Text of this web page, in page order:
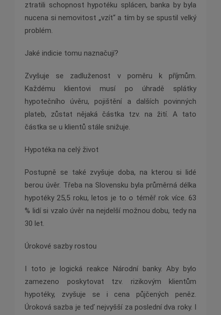
ztratili schopnost hypotéku splácen, banka by byla
nucena si nemovitost „vzít“ a tím by se spustil velký
problém.
Jaké indicie tomu naznačují?
Zvyšuje se zadluženost v poměru k příjmům.
Každému klientovi musí po úhradě splátky
hypotečního úvěru, pojištění a dalších povinných
plateb, zůstat nějaká částka tzv. na žití. A tato
částka se u klientů stále snižuje.
Hypotéka na celý život
Postupně se také zvyšuje doba, na kterou si lidé
berou úvěr. Třeba na Slovensku byla průměrná délka
hypotéky 25,5 roku, letos je to o téměř rok více. 63
% lidí si vzalo úvěr na nejdelší možnou dobu, tedy na
30 let.
Úrokové sazby rostou
I toto je logická reakce Národní banky. Aby bylo
zamezeno poskytovat tzv. rizikovým klientům
hypotéky, zvyšuje se i cena půjčených peněz.
Úroková sazba je teď nejvyšší za poslední dva roky. I